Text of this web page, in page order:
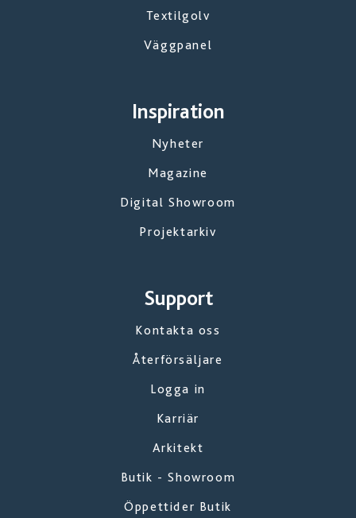
Textilgolv
Väggpanel
Inspiration
Nyheter
Magazine
Digital Showroom
Projektarkiv
Support
Kontakta oss
Återförsäljare
Logga in
Karriär
Arkitekt
Butik - Showroom
Öppettider Butik